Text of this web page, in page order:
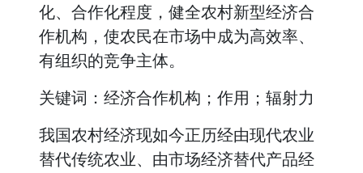
化、合作化程度，健全农村新型经济合
作机构，使农民在市场中成为高效率、
有组织的竞争主体。
关键词：经济合作机构；作用；辐射力
我国农村经济现如今正历经由现代农业
替代传统农业、由市场经济替代产品经